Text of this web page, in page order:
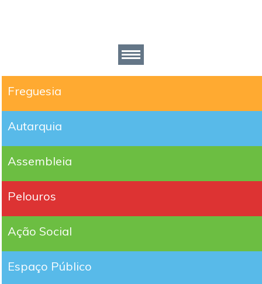
Freguesia
Autarquia
Assembleia
Pelouros
Ação Social
Espaço Público